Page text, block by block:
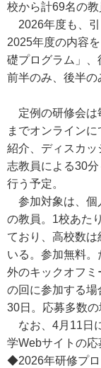
校から計69名の教
2026年度も、引
2025年度の内容
礎プログラム」、
前半のみ、後半の
定例の研修会は
までオンライン
紹介、ディスカ
志教員による30
行う予定。
参加対象は、個
の教員。1校あた
ており、高校数
いる。参加無料
外のキックオフ
の回に参加する場
30日。応募多数の
なお、4月11日
学Webサイトの応
◆2026年研修プ